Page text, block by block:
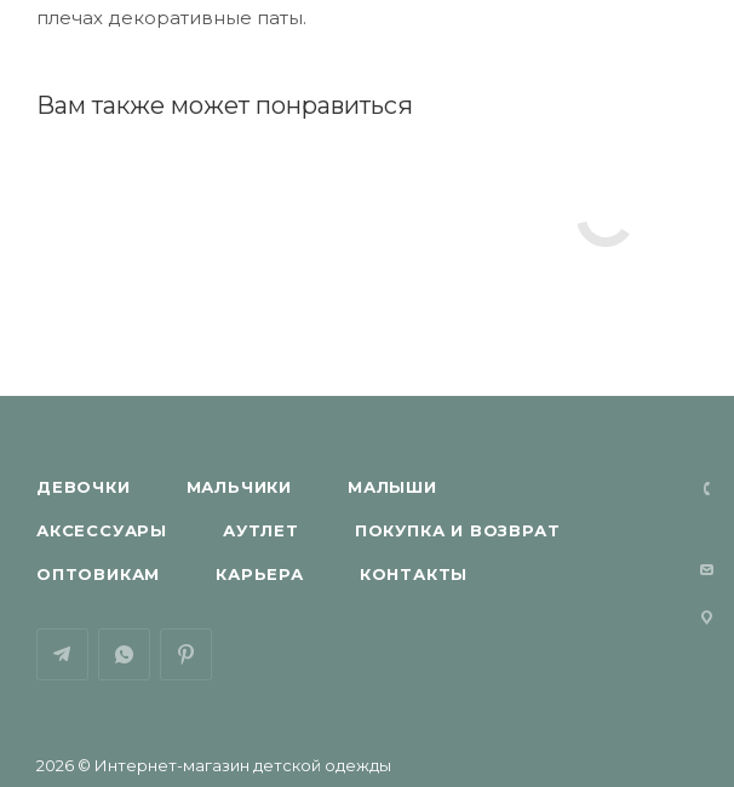
плечах декоративные паты.
Вам также может понравиться
ДЕВОЧКИ МАЛЬЧИКИ МАЛЫШИ
АКСЕССУАРЫ АУТЛЕТ ПОКУПКА И ВОЗВРАТ
ОПТОВИКАМ КАРЬЕРА КОНТАКТЫ
2026 © Интернет-магазин детской одежды